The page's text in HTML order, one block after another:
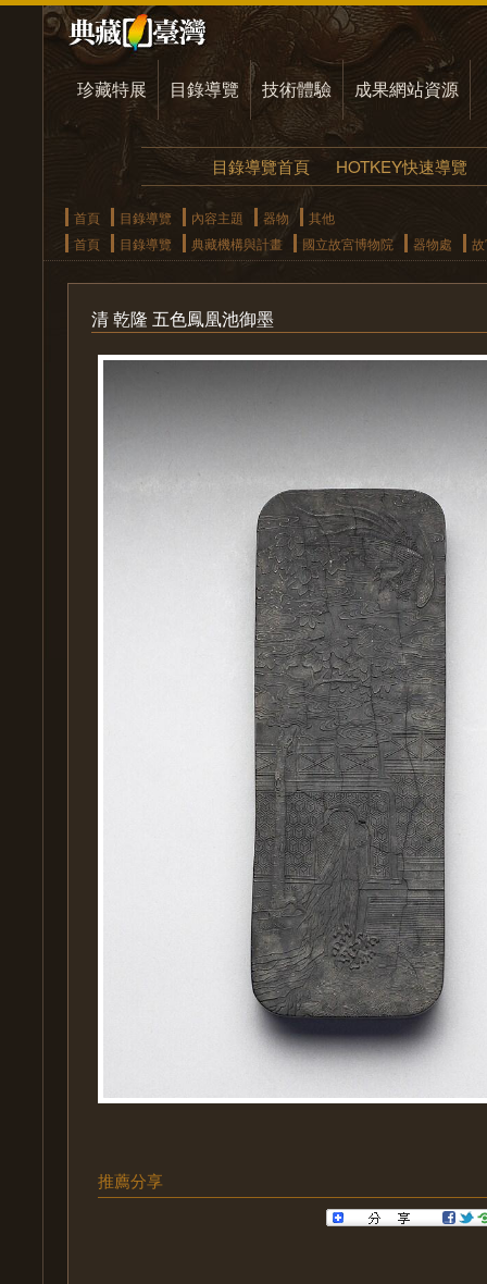
珍藏特展 目錄導覽 技術體驗 成果網站資源
目錄導覽首頁 HOTKEY快速導覽
首頁 目錄導覽 內容主題 器物
其他
首頁
目錄導覽 典藏機構與計畫 國立故宮博物院 器物處
清 乾隆 五色鳳凰池御墨
推薦分享